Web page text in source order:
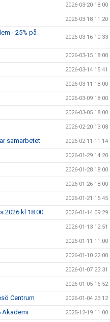
2026-03-20 18:00
2026-03-18 11:20
- 25% på
2026-03-16 10:33
2026-03-15 18:00
2026-03-14 15:41
2026-03-11 18:00
2026-03-09 18:00
2026-03-05 18:00
2026-02-20 13:08
samarbetet 2026-02-11 11:14
2026-01-29 14:20
2026-01-28 18:00
2026-01-26 18:00
2026-01-21 15:45
2026 kl 18:00 2026-01-14 09:29
2026-01-13 12:51
2026-01-11 11:00
2026-01-10 22:00
2026-01-07 23:31
2026-01-05 16:52
Centrum 2026-01-04 23:12
Akademi 2025-12-19 11:00